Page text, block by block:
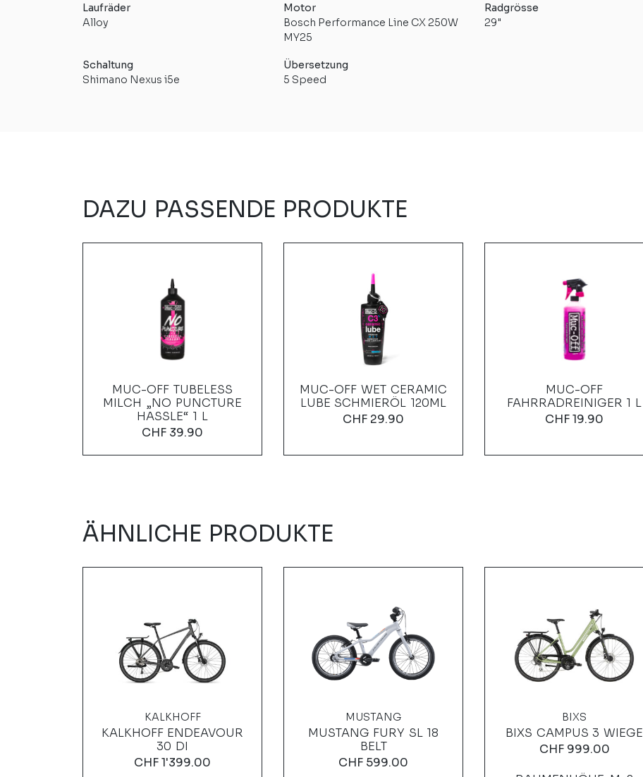
Laufräder
Alloy
Motor
Bosch Performance Line CX 250W
MY25
Radgrösse
29"
Schaltung
Shimano Nexus i5e
Übersetzung
5 Speed
DAZU PASSENDE PRODUKTE
MUC-OFF TUBELESS
MILCH „NO PUNCTURE
HASSLE“ 1 L
CHF 39.90
MUC-OFF WET CERAMIC
LUBE SCHMIERÖL 120ML
CHF 29.90
MUC-OFF
FAHRRADREINIGER 1 L
CHF19.90
ÄHNLICHE PRODUKTE
KALKHOFF
KALKHOFF ENDEAVOUR
30 DI
CHF1'399.00
MUSTANG
MUSTANG FURY SL 18
BELT
CHF 599.00
BIXS
BIXS CAMPUS 3 WIEGE
CHF999.00